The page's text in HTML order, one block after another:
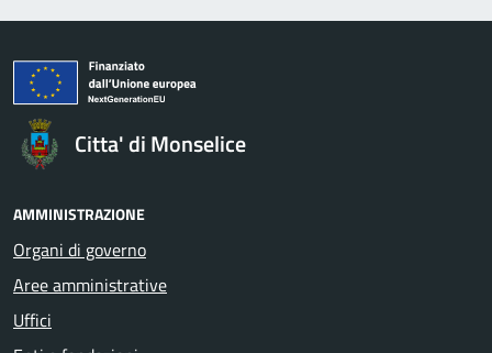
Citta' di Monselice
AMMINISTRAZIONE
Organi di governo
Aree amministrative
Uffici